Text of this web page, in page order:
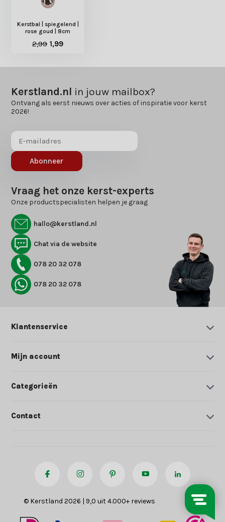
Kerstbal | spiegelend |
rose goud | 8cm
2,99 1,99
Kerstland.nl in jouw mailbox?
Ontvang als eerst nieuws over acties of inspiratie voor kerst
2026!
Abonneer
Vraag het onze kerst-experts
Onze productspecialisten helpen je graag
hallo@kerstland.nl
Chat via de website
078 20 32 078
078 20 32 078
Klantenservice
Mijn account
Categorieën
Contact
© Kerstland 2026 | 9,0 uit 4.000+ reviews